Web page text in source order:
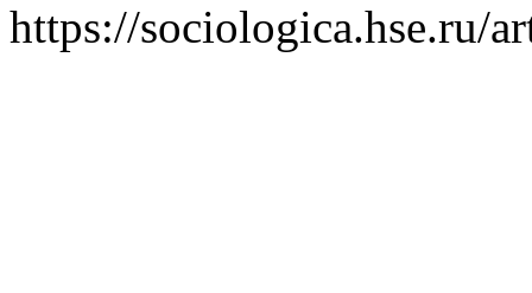
https://sociologica.hse.ru/